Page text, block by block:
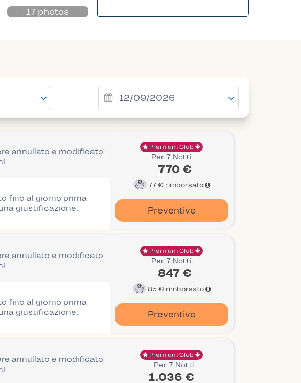
17 photos
annullato e modificato
fino al giorno prima
giustificazione.
Premium Club
Per 7 Notti
770 €
77 € rimborsato
Preventivo
annullato e modificato
fino al giorno prima
giustificazione.
Premium Club
Per 7 Notti
847 €
85 € rimborsato
Preventivo
annullato e modificato
Premium Club
Per 7 Notti
1.036 €